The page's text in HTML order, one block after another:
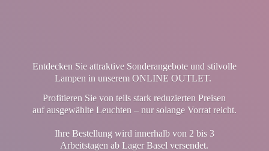
Entdecken Sie attraktive Sonderangebote und stilvolle
Lampen in unserem ONLINE OUTLET.
Profitieren Sie von teils stark reduzierten Preisen
auf ausgewählte Leuchten – nur solange Vorrat reicht.
Ihre Bestellung wird innerhalb von 2 bis 3
Arbeitstagen ab LagerBasel versendet.